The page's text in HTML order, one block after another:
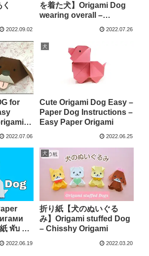
2022.09.02
を着た犬】Origami Dog
wearing overall –
Chisshy Origami
2022.07.26
for
2022.07.06
犬
Cute Origami Dog Easy –
Paper Dog Instructions –
Easy Paper Origami
2022.06.25
พับ 종
2022.06.19
犬
折り紙【犬のぬいぐる
み】Origami stuffed Dog
– Chisshy Origami
2022.03.20